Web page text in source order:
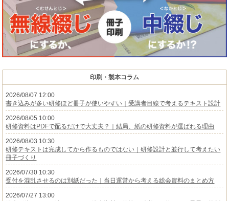
印刷・製本コラム
2026/08/07 12:00
書き込みが多い研修ほど冊子が使いやすい｜受講者目線で考えるテキスト設計
2026/08/05 10:00
研修資料はPDFで配るだけで大丈夫？｜結局、紙の研修資料が選ばれる理由
2026/08/03 10:30
研修テキストは完成してから作るものではない｜研修設計と並行して考えたい
冊子づくり
2026/07/30 10:30
受付を混乱させるのは別紙だった｜当日運営から考える総会資料のまとめ方
2026/07/27 13:00